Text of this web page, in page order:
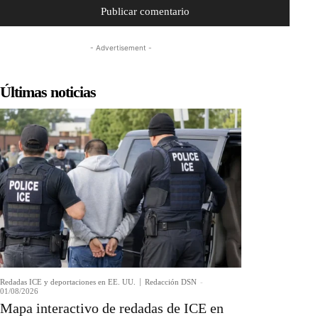
- Advertisement -
Últimas noticias
Redadas ICE y deportaciones en EE. UU. Redacción DSN -
01/08/2026
Mapa interactivo de redadas de ICE en